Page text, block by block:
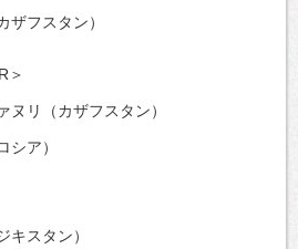
ザフスタン）
＞
ヌリ（カザフスタン）
シア）
キスタン）